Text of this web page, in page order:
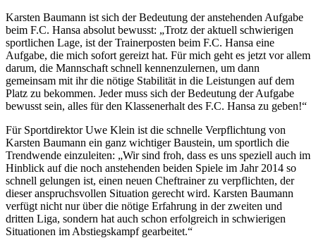
Karsten Baumann ist sich der Bedeutung der anstehenden Aufgabe
beim F.C. Hansa absolut bewusst: „Trotz der aktuell schwierigen
sportlichen Lage, ist der Trainerposten beim F.C. Hansa eine
Aufgabe, die mich sofort gereizt hat. Für mich geht es jetzt vor allem
darum, die Mannschaft schnell kennenzulernen, um dann
gemeinsam mit ihr die nötige Stabilität in die Leistungen auf dem
Platz zu bekommen. Jeder muss sich der Bedeutung der Aufgabe
bewusst sein, alles für den Klassenerhalt des F.C. Hansa zu geben!“
Für Sportdirektor Uwe Klein ist die schnelle Verpflichtung von
Karsten Baumann ein ganz wichtiger Baustein, um sportlich die
Trendwende einzuleiten: „Wir sind froh, dass es uns speziell auch im
Hinblick auf die noch anstehenden beiden Spiele im Jahr 2014 so
schnell gelungen ist, einen neuen Cheftrainer zu verpflichten, der
dieser anspruchsvollen Situation gerecht wird. Karsten Baumann
verfügt nicht nur über die nötige Erfahrung in der zweiten und
dritten Liga, sondern hat auch schon erfolgreich in schwierigen
Situationen im Abstiegskampf gearbeitet.“